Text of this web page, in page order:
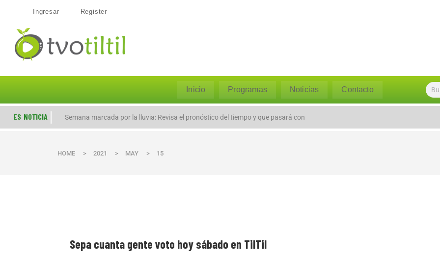
Ingresar Register
Inicio Programas Noticias Contacto
ES NOTICIA Semana marcada por la lluvia: Revisa el pronóstico del tiempo y que pasará con
HOME > 2021 > MAY > 15
Sepa cuanta gente voto hoy sábado en TilTil